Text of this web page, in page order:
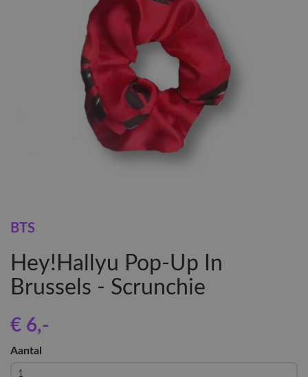
BTS
Hey!Hallyu Pop-Up In
Brussels - Scrunchie
€ 6,-
Aantal